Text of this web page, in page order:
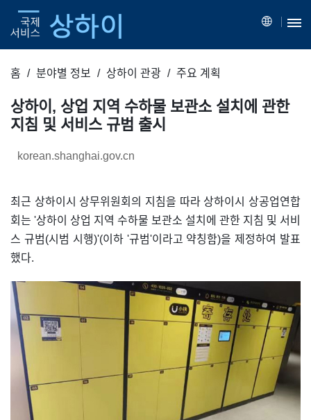
홈 분야별 정보 상하이 관광 주요 계획
상하이, 상업 지역 수하물 보관소 설치에 관한
지침 및 서비스 규범 출시
korean.shanghai.gov.cn
최근 상하이시 상무위원회의 지침을 따라 상하이시 상공업연합
회는 '상하이 상업 지역 수하물 보관소 설치에 관한 지침 및 서비
스 규범(시범 시행)'(이하 '규범'이라고 약칭함)을 제정하여 발표
했다.